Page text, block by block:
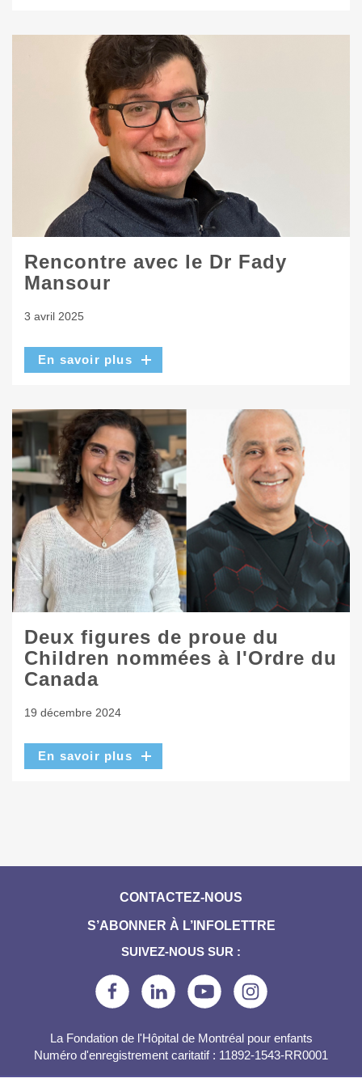
Rencontre avec le Dr Fady
Mansour
3 avril 2025
En savoir plus
Deux figures de proue du
Children nommées à l'Ordre du
Canada
19 décembre 2024
En savoir plus
CONTACTEZ-NOUS
S’ABONNER À L’INFOLETTRE
SUIVEZ-NOUS SUR :
La Fondation de l'Hôpital de Montréal pour enfants
Numéro d'enregistrement caritatif : 11892-1543-RR0001